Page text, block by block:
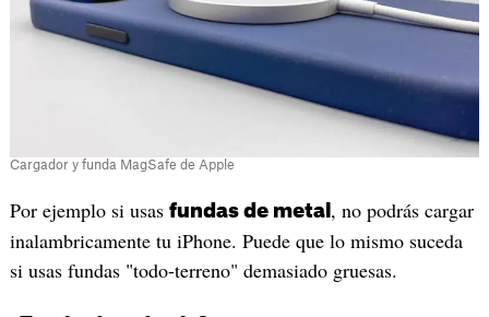
Cargador y funda MagSafe de Apple
Por ejemplo si usas fundas de metal , no podrás cargar
inalambricamente tu iPhone. Puede que lo mismo suceda
si usas fundas "todo-terreno" demasiado gruesas.